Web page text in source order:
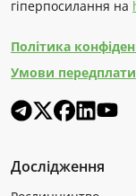
гіперпосилання на
Політика
Умови передплати
Дослідження